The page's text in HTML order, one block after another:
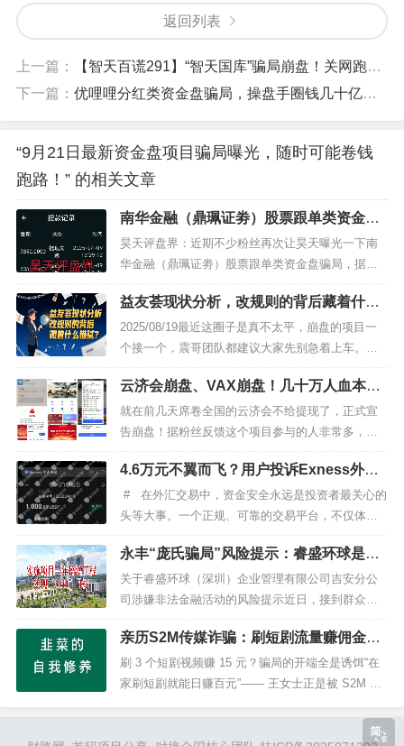
返回列表
上一篇：
【智天百谎291】“智天国库”骗局崩盘！关网跑路！
下一篇： 优哩哩分红类资金盘骗局，操盘手圈钱几十亿，25万会员，今日开始已经不能提现，彻底崩盘跑路了…
“9月21日最新资金盘项目骗局曝光，随时可能卷钱
跑路！” 的相关文章
南华金融（鼎珮证劵）股票跟单类资金盘
骗局，操盘手老高圈钱过亿，大量单割会
员，高度预警，即将崩盘跑路！
昊天评盘界：近期不少粉丝再次让昊天曝光一下南
华金融（鼎珮证劵）股票跟单类资金盘骗局，据知
情人爆料操盘手老高圈钱过亿了，大量单割会员，
高度预警，即将崩盘跑路！早在4月份的时候就大量
单割过受害者，基本上每个月都会割一次，只要你
不发展人就会被单割：诈骗团伙声称他们是金融业
务证券平台金融收益，交易手续费收益...
益友荟现状分析，改规则的背后藏着什么
猫腻？
2025/08/19最近这圈子是真不太平，崩盘的项目一
个接一个，震哥团队都建议大家先别急着上车。不
是新项目都不行，但大多数都是冲着割韭菜来的
——项目方摆明了就是想让你投机，你觉得能赚到
钱？多少盘已经偷偷改了规则，连领导人奖金都
扣，本金都拿不出来。本来这期不想写益友荟，结
果他们投诉震哥的文章，那行吧，...
云济会崩盘、VAX崩盘！几十万人血本无
归！AKAS、snowAI量化、聚通交易所也
即将出事！
就在前几天席卷全国的云济会不给提现了，正式宣
告崩盘！据粉丝反馈这个项目参与的人非常多，全
国还开了很多运营中心，保守估计圈了有几十亿！
这个云济会先是用AI合成一个数字人张健天天视频
宣传，谎称是张健本人，吸引了很多之前参与云数
贸的玩家进来，殊不知之前云数贸崩盘后，张健早
就被抓进去了！然后伪造国家部门的红...
4.6万元不翼而飞？用户投诉Exness外汇
平台非本人操作出金事件调查
# 在外汇交易中，资金安全永远是投资者最关心的
头等大事。一个正规、可靠的交易平台，不仅体现
在其监管资质和交易环境上，更直接反映在出入金
的便捷性与安全性上。随着网络技术的发展，支付
风险也在不断演变，选择具备严格资金管理机制、
支持受监管第三方支付方式、且资金...
永丰“庞氏骗局”风险提示：睿盛环球是资
金盘骗局请速速远离！！
关于睿盛环球（深圳）企业管理有限公司吉安分公
司涉嫌非法金融活动的风险提示近日，接到群众反
映，位于永丰县商会大厦1106号的睿盛环球（深
圳）企业管理有限公司吉安分公司（登记负责人：
唐某云，实际负责人：黄某梅）诱骗投资者下载“Gol
d Link”APP，推广“泰达币（USDT）”“区块链”等虚
亲历S2M传媒诈骗：刷短剧流量赚佣金？
我投2万后平台跑路了
刷 3 个短剧视频赚 15 元？骗局的开端全是诱饵“在
家刷短剧就能日赚百元”—— 王女士正是被 S2M 传